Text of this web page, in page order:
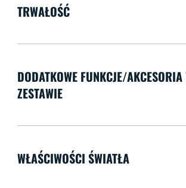
TRWAŁOŚĆ
DODATKOWE FUNKCJE/AKCESORIA
ZESTAWIE
WŁAŚCIWOŚCI ŚWIATŁA